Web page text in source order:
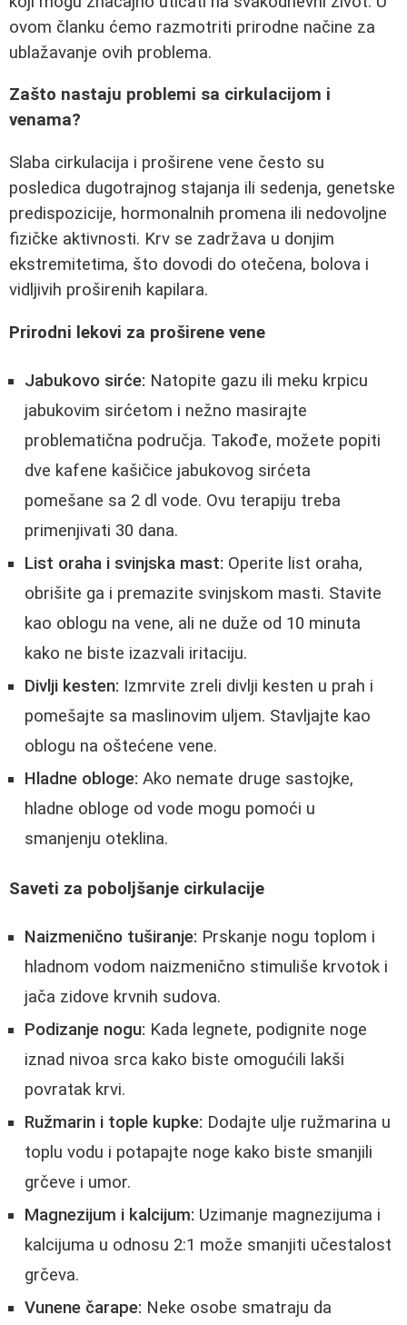
ovom članku ćemo razmotriti prirodne načine za
ublažavanje ovih problema.
Zašto nastaju problemi sa cirkulacijom i
venama?
Slaba cirkulacija i proširene vene često su
posledica dugotrajnog stajanja ili sedenja, genetske
predispozicije, hormonalnih promena ili nedovoljne
fizičke aktivnosti. Krv se zadržava u donjim
ekstremitetima, što dovodi do otečena, bolova i
vidljivih proširenih kapilara.
Prirodni lekovi za proširene vene
Jabukovo sirće: Natopite gazu ili meku krpicu
jabukovim sirćetom i nežno masirajte
problematična područja. Takođe, možete popiti
dve kafene kašičice jabukovog sirćeta
pomešane sa 2 dl vode. Ovu terapiju treba
primenjivati 30 dana.
List oraha i svinjska mast: Operite list oraha,
obrišite ga i premazite svinjskom masti. Stavite
kao oblogu na vene, ali ne duže od 10 minuta
kako ne biste izazvali iritaciju.
Divlji kesten: Izmrvite zreli divlji kesten u prah i
pomešajte sa maslinovim uljem. Stavljajte kao
oblogu na oštećene vene.
Hladne obloge: Ako nemate druge sastojke,
hladne obloge od vode mogu pomoći u
smanjenju oteklina.
Saveti za poboljšanje cirkulacije
Naizmenično tuširanje: Prskanje nogu toplom i
hladnom vodom naizmenično stimuliše krvotok i
jača zidove krvnih sudova.
Podizanje nogu: Kada legnete, podignite noge
iznad nivoa srca kako biste omogućili lakši
povratak krvi.
Ružmarin i tople kupke: Dodajte ulje ružmarina u
toplu vodu i potapajte noge kako biste smanjili
grčeve i umor.
Magnezijum i kalcijum: Uzimanje magnezijuma i
kalcijuma u odnosu 2:1 može smanjiti učestalost
grčeva.
Vunene čarape: Neke osobe smatraju da